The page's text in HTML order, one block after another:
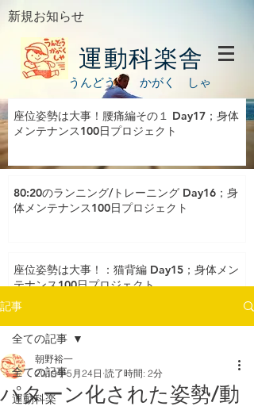
新規お知らせ
運動科楽舎
うんどう かがく しゃ
座位姿勢は大事！腰痛編その１ Day17；身体
メンテナンス100日プロジェクト
80:20のランニング/トレーニング Day16；身
体メンテナンス100日プロジェクト
座位姿勢は大事！：猫背編 Day15；身体メン
テナンス100日プロジェクト
記事
全ての記事
運動科楽
全ての記事
パターン化された姿勢/動
朝野裕一
2019年5月24日 読了時間: 2分